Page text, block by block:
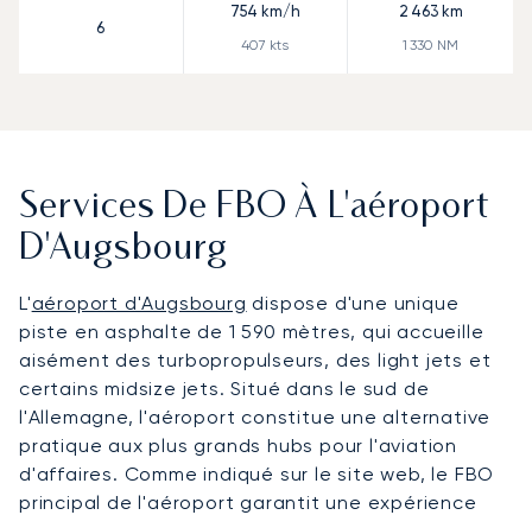
6
754 km/h
407 kts
2 463km
1 330 NM
Services De FBO À L'aéroport
D'Augsbourg
L'aéroport d'Augsbourg dispose d'une unique
piste en asphalte de 1 590 mètres, qui accueille
aisément des turbopropulseurs, des light jets et
certains midsize jets. Situé dans le sud de
l'Allemagne, l'aéroport constitue une alternative
pratique aux plus grands hubs pour l'aviation
d'affaires. Comme indiqué sur le site web, le FBO
principal de l'aéroport garantit une expérience